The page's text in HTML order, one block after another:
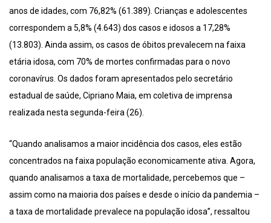
anos de idades, com 76,82% (61.389). Crianças e adolescentes
correspondem a 5,8% (4.643) dos casos e idosos a 17,28%
(13.803). Ainda assim, os casos de óbitos prevalecem na faixa
etária idosa, com 70% de mortes confirmadas para o novo
coronavírus. Os dados foram apresentados pelo secretário
estadual de saúde, Cipriano Maia, em coletiva de imprensa
realizada nesta segunda-feira (26).
“Quando analisamos a maior incidência dos casos, eles estão
concentrados na faixa população economicamente ativa. Agora,
quando analisamos a taxa de mortalidade, percebemos que –
assim como na maioria dos países e desde o início da pandemia –
a taxa de mortalidade prevalece na população idosa”, ressaltou